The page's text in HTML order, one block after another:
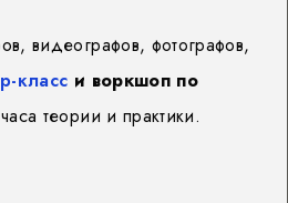
видеографов, фотографов,
класс и воркшоп по
теории и практики.